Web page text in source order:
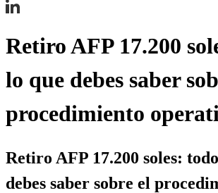
Retiro AFP 17.200
lo que debes saber
procedimiento
Retiro AFP 17.200 soles:
debes saber sobre el